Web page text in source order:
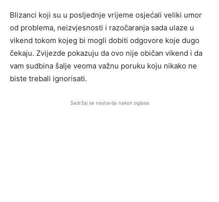
Blizanci koji su u posljednje vrijeme osjećali veliki umor
od problema, neizvjesnosti i razočaranja sada ulaze u
vikend tokom kojeg bi mogli dobiti odgovore koje dugo
čekaju. Zvijezde pokazuju da ovo nije običan vikend i da
vam sudbina šalje veoma važnu poruku koju nikako ne
biste trebali ignorisati.
Sadržaj se nastavlja nakon oglasa